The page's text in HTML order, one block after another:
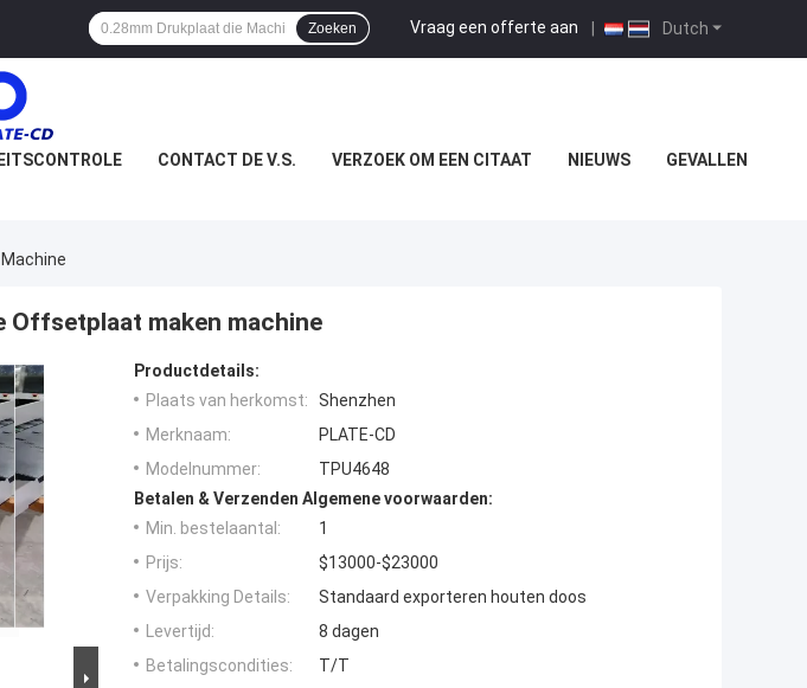
Dutch
Vraag een offerte aan |
Zoeken
CONTACT DE V.S. VERZOEK OM EEN CITAAT NIEUWS GEVALLEN
Offsetplaat maken machine
Productdetails:
Plaats van herkomst:
Shenzhen
Merknaam:
PLATE-CD
Modelnummer:
TPU4648
Betalen & Verzenden Algemene voorwaarden:
Min. bestelaantal:
1
Prijs:
$13000-$23000
Verpakking Details:
Standaard exporteren houten doos
Levertijd:
8 dagen
Betalingscondities:
T/T